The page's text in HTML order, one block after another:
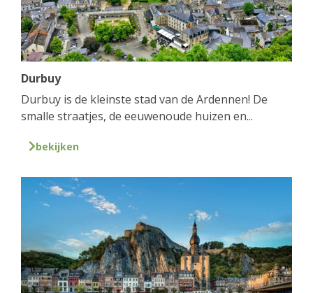
Durbuy
Durbuy is de kleinste stad van de Ardennen! De
smalle straatjes, de eeuwenoude huizen en...
bekijken